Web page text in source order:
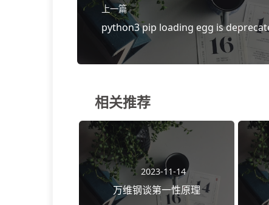
上一篇
python3 pip loading egg is
告的解决方法
相关推荐
2023-11-14
万维钢谈第一性原理